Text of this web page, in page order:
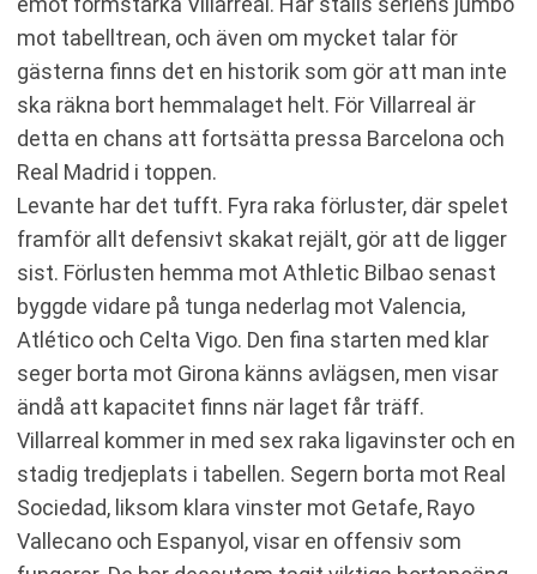
mot tabelltrean, och även om mycket talar för
gästerna finns det en historik som gör att man inte
ska räkna bort hemmalaget helt. För Villarreal är
detta en chans att fortsätta pressa Barcelona och
Real Madrid i toppen.
Levante har det tufft. Fyra raka förluster, där spelet
framför allt defensivt skakat rejält, gör att de ligger
sist. Förlusten hemma mot Athletic Bilbao senast
byggde vidare på tunga nederlag mot Valencia,
Atlético och Celta Vigo. Den fina starten med klar
seger borta mot Girona känns avlägsen, men visar
ändå att kapacitet finns när laget får träff.
Villarreal kommer in med sex raka ligavinster och en
stadig tredjeplats i tabellen. Segern borta mot Real
Sociedad, liksom klara vinster mot Getafe, Rayo
Vallecano och Espanyol, visar en offensiv som